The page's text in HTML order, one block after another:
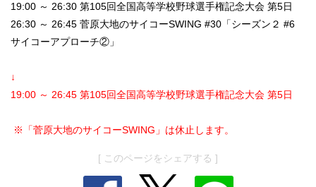
19:00 ～ 26:30 第105回全国高等学校野球選手権記念大会 第5日
26:30 ～ 26:45 菅原大地のサイコーSWING #30「シーズン２ #6
サイコーアプローチ②」
↓
19:00 ～ 26:45 第105回全国高等学校野球選手権記念大会 第5日
※「菅原大地のサイコーSWING」は休止します。
[ このページをシェアする ]